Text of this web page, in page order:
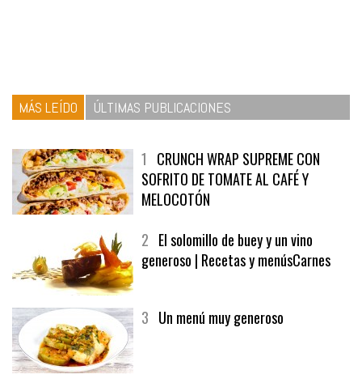
MÁS LEÍDO ÚLTIMAS PUBLICACIONES
1 CRUNCH WRAP SUPREME CON
SOFRITO DE TOMATE AL CAFÉ Y
MELOCOTÓN
2 El solomillo de buey y un vino
generoso | Recetas y menúsCarnes
3 Un menú muy generoso